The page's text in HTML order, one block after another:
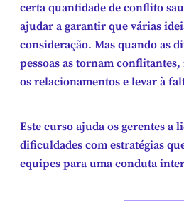
certa quantidade de conflito
ajudar a garantir que várias
consideração. Mas quando as
pessoas as tornam
os relacionamentos e levar à
Este curso ajuda os gerentes a
dificuldades com estratégias
equipes para uma conduta